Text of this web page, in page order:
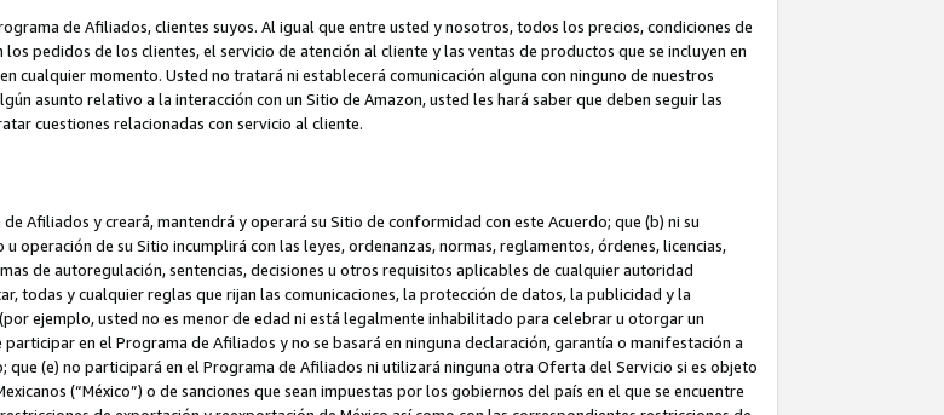
de Afiliados, clientes suyos. Al igual que entre usted y nosotros, todos los precios, condiciones de
pedidos de los clientes, el servicio de atención al cliente y las ventas de productos que se incluyen en
cualquier momento. Usted no tratará ni establecerá comunicación alguna con ninguno de nuestros
asunto relativo a la interacción con un Sitio de Amazon, usted les hará saber que deben seguir las
cuestiones relacionadas con servicio al cliente.
Afiliados y creará, mantendrá y operará su Sitio de conformidad con este Acuerdo; que (b) ni su
operación de su Sitio incumplirá con las leyes, ordenanzas, normas, reglamentos, órdenes, licencias,
de autoregulación, sentencias, decisiones u otros requisitos aplicables de cualquier autoridad
todas y cualquier reglas que rijan las comunicaciones, la protección de datos, la publicidad y la
ejemplo, usted no es menor de edad ni está legalmente inhabilitado para celebrar u otorgar un
participar en el Programa de Afiliados y no se basará en ninguna declaración, garantía o manifestación a
que (e) no participará en el Programa de Afiliados ni utilizará ninguna otra Oferta del Servicio si es objeto
(“México”) o de sanciones que sean impuestas por los gobiernos del país en el que se encuentre